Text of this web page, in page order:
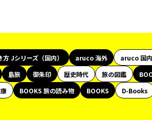
Jシリーズ（国内） aruco 海外 aruco 国内
島旅 御朱印 歴史時代 旅の図鑑
BOOKS 旅の読み物 BOOKS
D-Books